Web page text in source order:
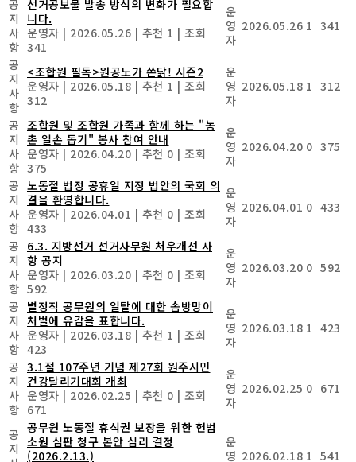
공
지
사
항
선거공보물 발송 방식의 변화가 필요합
니다.
운영자 | 2026.05.26 | 추천 1 | 조회
341
운
영
자
2026.05.26 1 341
공
지
사
항
<조합원 필독>원공노가 쏜닭! 시즌2
운영자 | 2026.05.18 | 추천 1 | 조회
312
운
영
자
2026.05.18 1 312
공
지
사
항
조합원 및 조합원 가족과 함께 하는 "농
촌 일손 돕기" 봉사 참여 안내
운영자 | 2026.04.20 | 추천 0 | 조회
375
운
영
자
2026.04.20 0 375
공
지
사
항
노동절 법정 공휴일 지정 법안의 국회 의
결을 환영합니다.
운영자 | 2026.04.01 | 추천 0 | 조회
433
운
영
자
2026.04.01 0 433
공
지
사
항
6.3. 지방선거 선거사무원 처우개선 사
항 공지
운영자 | 2026.03.20 | 추천 0 | 조회
592
운
영
자
2026.03.20 0 592
공
지
사
항
별정직 공무원의 일탈에 대한 솜방망이
처벌에 유감을 표합니다.
운영자 | 2026.03.18 | 추천 1 | 조회
423
운
영
자
2026.03.18 1 423
공
지
사
항
3.1절 107주년 기념 제27회 원주시민
건강달리기대회 개최
운영자 | 2026.02.25 | 추천 0 | 조회
671
운
영
자
2026.02.25 0 671
공
지
공무원 노동절 휴식권 보장을 위한 헌법
소원 심판 청구 본안 심리 결정
(2026.2.13.)
운
영 2026.02.18 1 541